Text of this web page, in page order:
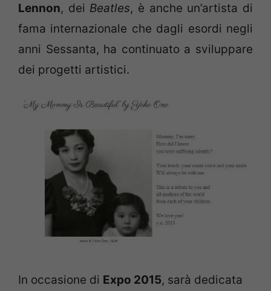
Lennon, dei Beatles, è anche un’artista di
fama internazionale che dagli esordi negli
anni Sessanta, ha continuato a sviluppare
dei progetti artistici.
In occasione di Expo 2015, sarà dedicata